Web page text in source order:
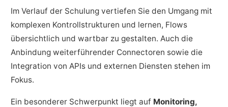
Im Verlauf der Schulung vertiefen Sie den Umgang mit
komplexen Kontrollstrukturen und lernen, Flows
übersichtlich und wartbar zu gestalten. Auch die
Anbindung weiterführender Connectoren sowie die
Integration von APIs und externen Diensten stehen im
Fokus.
Ein besonderer Schwerpunkt liegt auf Monitoring,